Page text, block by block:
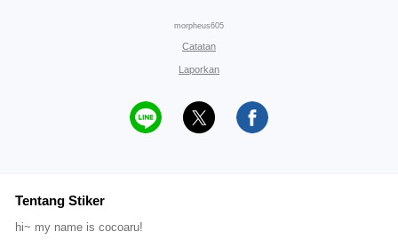
morpheus605
Catatan
Laporkan
Tentang Stiker
hi~ my name is cocoaru!